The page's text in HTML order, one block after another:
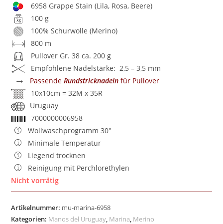
6958 Grappe Stain (Lila, Rosa, Beere)
100 g
100% Schurwolle (Merino)
800 m
Pullover Gr. 38 ca. 200 g
Empfohlene Nadelstärke: 2,5 – 3,5 mm
→ PassendeRundstricknadeln für Pullover
10x10cm = 32M x 35R
Uruguay
7000000006958
Wollwaschprogramm 30°
Minimale Temperatur
Liegend trocknen
Reinigung mit Perchlorethylen
Nicht vorrätig
Artikelnummer: mu-marina-6958
Kategorien: Manos del Uruguay, Marina, Merino